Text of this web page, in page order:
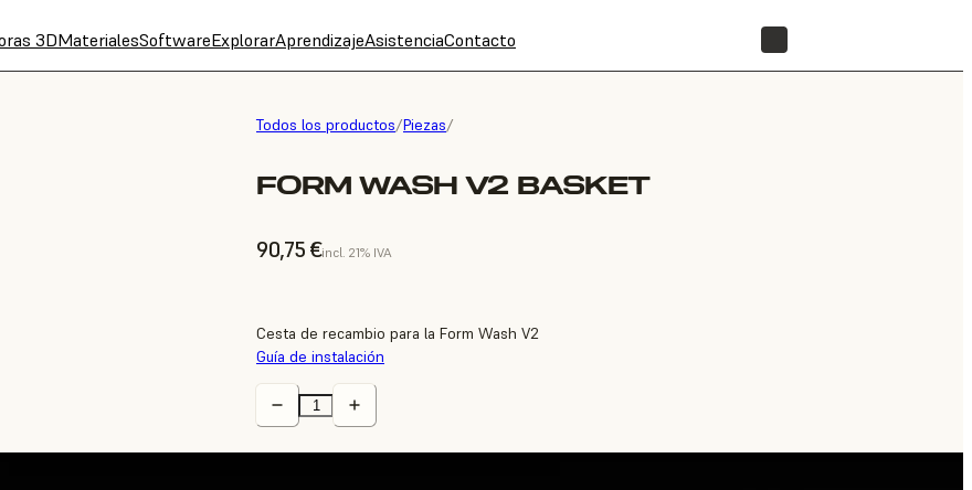
3DMaterialesSoftwareExplorarAprendizajeAsistenciaContacto
Todos los productos/Piezas/
FORM WASH V2 BASKET
90,75 €incl. 21% IVA
Cesta de recambio para la Form Wash V2
Guía de instalación